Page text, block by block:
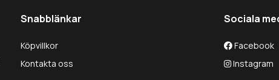
Snabblänkar
Köpvillkor
Kontakta oss
Sociala
Facebook
Instagram